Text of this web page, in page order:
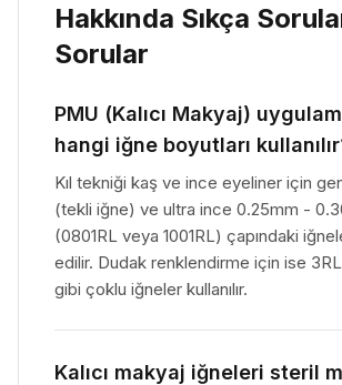
Hakkında Sıkça
Sorular
PMU (Kalıcı Makyaj)
hangi iğne boyutları
Kıl tekniği kaş ve ince eyeliner için
(tekli iğne) ve ultra ince 0.25mm -
(0801RL veya 1001RL) çapındaki
edilir. Dudak renklendirme için ise
gibi çoklu iğneler kullanılır.
Kalıcı makyaj iğneleri steril